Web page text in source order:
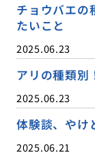
チョウバエの
たいこと
2025.06.23
アリの種類別
2025.06.23
体験談、やけ
2025.06.21